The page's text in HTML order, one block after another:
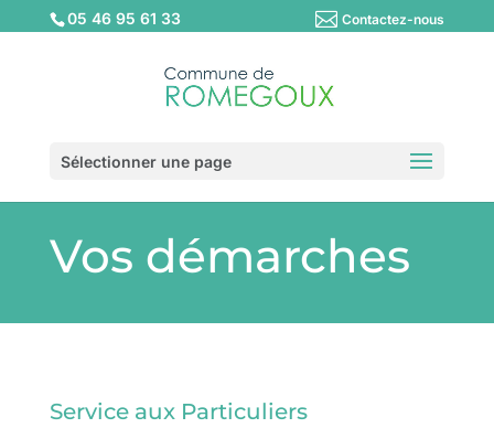
05 46 95 61 33 Contactez-nous
Sélectionner une page
Vos démarches
Service aux Particuliers